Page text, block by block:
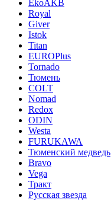
EkoAKB
Royal
Giver
Istok
Titan
EUROPlus
Tornado
Тюмень
COLT
Nomad
Redox
ODIN
Westa
FURUKAWA
Тюменский медведь
Bravo
Vega
Тракт
Русская звезда